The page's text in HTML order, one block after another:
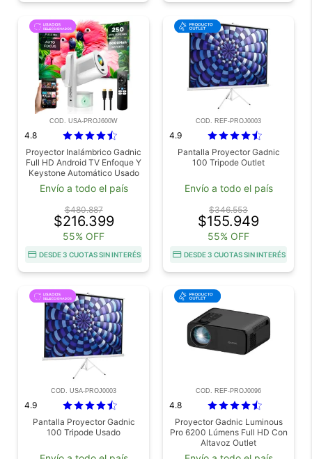
COD. USA-PROJ600W
4.8
Proyector Inalámbrico Gadnic
Full HD Android TV Enfoque Y
Keystone Automático Usado
Envío a todo el país
$480.887
$216.399
55% OFF
DESDE 3 CUOTAS SIN INTERÉS
COD. REF-PROJ0003
4.9
Pantalla Proyector Gadnic
100 Tripode Outlet
Envío a todo el país
$346.553
$155.949
55% OFF
DESDE 3 CUOTAS SIN INTERÉS
COD. USA-PROJ0003
4.9
Pantalla Proyector Gadnic
100 Tripode Usado
COD. REF-PROJ0096
4.8
Proyector Gadnic Luminous
Pro 6200 Lúmens Full HD Con
Altavoz Outlet